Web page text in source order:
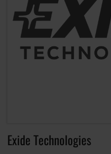
Exide Technologies